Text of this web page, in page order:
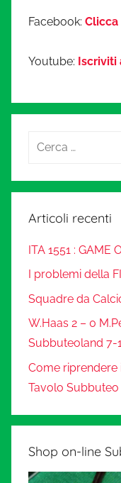
Facebook: Clicca
Youtube: Iscriviti
Articoli recenti
ITA 1551 : GAME
I problemi della
Squadre da
W.Haas 2 – 0
Subbuteoland 7-
Come riprendere
Tavolo
Shop on-line